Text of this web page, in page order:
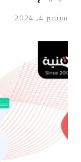
سبتمبر 4, 2024